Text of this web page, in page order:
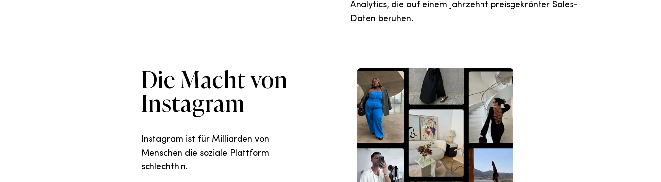
Analytics, die auf einem Jahrzehnt preisgekrönter Sales-
Daten beruhen.
Die Macht von
Instagram
Instagram ist für Milliarden von
Menschen die soziale Plattform
schlechthin.